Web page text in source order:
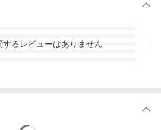
するレビューはありません